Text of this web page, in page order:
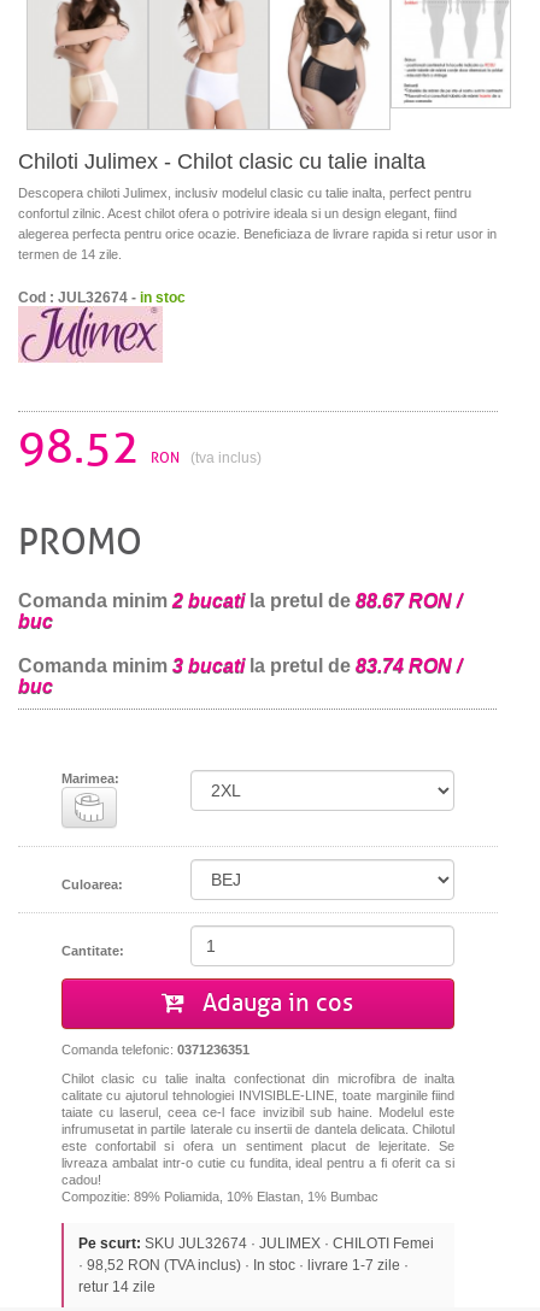
Chiloti Julimex - Chilot clasic cu talie inalta
Descopera chiloti Julimex, inclusiv modelul clasic cu talie inalta, perfect pentru
confortul zilnic. Acest chilot ofera o potrivire ideala si un design elegant, fiind
alegerea perfecta pentru orice ocazie. Beneficiaza de livrare rapida si retur usor in
termen de 14 zile.
Cod : JUL32674 - in stoc
98.52 RON (tva inclus)
PROMO
Comanda minim 2 bucatila pretul de 88.67 RON /
buc
Comanda minim 3 bucatila pretul de 83.74 RON /
buc
Marimea:
Culoarea:
Cantitate:
Adauga in cos
Comanda telefonic: 0371236351
Chilot clasic cu talie inalta confectionat din microfibra de inalta
calitate cu ajutorul tehnologiei INVISIBLE-LINE, toate marginile fiind
taiate cu laserul, ceea ce-l face invizibil sub haine. Modelul este
infrumusetat in partile laterale cu insertii de dantela delicata. Chilotul
este confortabil si ofera un sentiment placut de lejeritate. Se
livreaza ambalat intr-o cutie cu fundita, ideal pentru a fi oferit ca si
cadou!
Compozitie: 89% Poliamida, 10% Elastan, 1%Bumbac
Pe scurt: SKU JUL32674 · JULIMEX · CHILOTI Femei
· 98,52 RON (TVA inclus) · In stoc · livrare 1-7 zile ·
retur 14 zile